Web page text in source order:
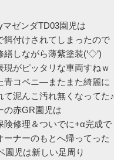
ゼンダTD03園児は
餌付けされてしまったので
しながら薄紫塗装(‘◇’)ゞ
現がピッタリな車両すねｗ
青コペニ―またまた綺麗に
て泥んこ汚れ無くなってた♪
の赤GR園児は
険修理＆ついでに+α完成で
ーナーのもとへ帰ってった
園児は新しい足周り